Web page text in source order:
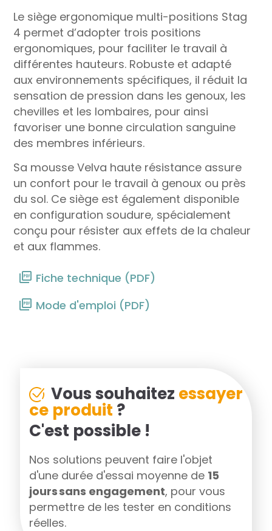
Le siège ergonomique multi-positions Stag
4 permet d’adopter trois positions
ergonomiques, pour faciliter le travail à
différentes hauteurs. Robuste et adapté
aux environnements spécifiques, il réduit la
sensation de pression dans les genoux, les
chevilles et les lombaires, pour ainsi
favoriser une bonne circulation sanguine
des membres inférieurs.
Sa mousse Velva haute résistance assure
un confort pour le travail à genoux ou près
du sol. Ce siège est également disponible
en configuration soudure, spécialement
conçu pour résister aux effets de la chaleur
et aux flammes.
Fiche technique (PDF)
Mode d'emploi (PDF)
Vous souhaitez essayer
ce produit ?
C'est possible !
Nos solutions peuvent faire l'objet
d'une durée d'essai moyenne de 15
jours sans engagement, pour vous
permettre de les tester en conditions
réelles.